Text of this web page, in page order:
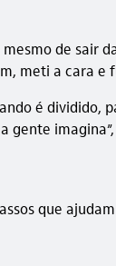
de sair
meti a cara e
é
gente
que